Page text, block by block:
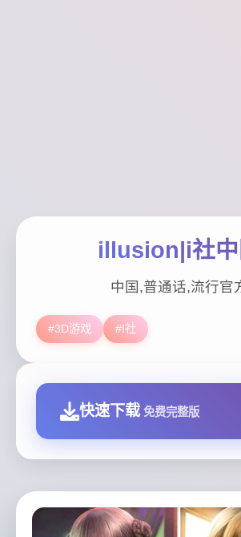
illusion|i社中
中国,普通话,流行官
#3D游戏 #I社
快速下载 免费完整版